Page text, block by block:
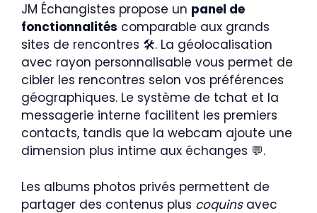
JM Échangistes propose un panel de
fonctionnalités comparable aux grands
sites de rencontres 🛠️. La géolocalisation
avec rayon personnalisable vous permet de
cibler les rencontres selon vos préférences
géographiques. Le système de tchat et la
messagerie interne facilitent les premiers
contacts, tandis que la webcam ajoute une
dimension plus intime aux échanges 💬.
Les albums photos privés permettent de
partager des contenus plus coquinsavec